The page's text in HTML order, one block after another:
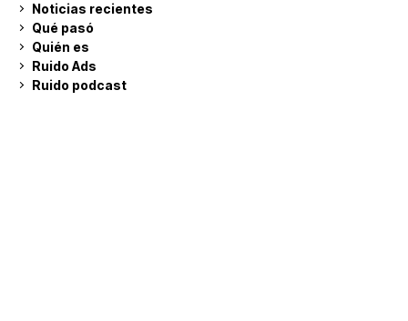
Noticias recientes
Qué pasó
Quién es
Ruido Ads
Ruido podcast